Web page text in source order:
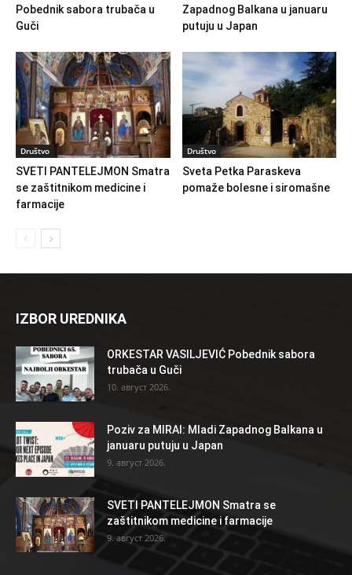
Pobednik sabora trubača u
Guči
Zapadnog Balkana u januaru
putuju u Japan
Društvo
SVETI PANTELEJMON Smatra
se zaštitnikom medicine i
farmacije
Društvo
Sveta Petka Paraskeva
pomaže bolesne i siromašne
IZBOR UREDNIKA
ORKESTAR VASILJEVIĆ Pobednik sabora
trubača u Guči
10. август 2026.
Poziv za MIRAI: Mladi Zapadnog Balkana u
januaru putuju u Japan
9. август 2026.
SVETI PANTELEJMON Smatra se
zaštitnikom medicine i farmacije
9. август 2026.